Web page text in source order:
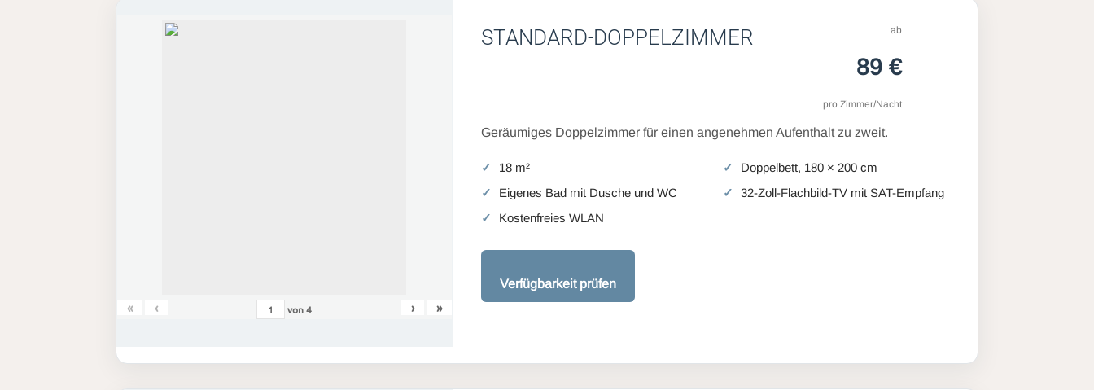
« ‹ von4 › »
STANDARD-DOPPELZIMMER ab
89 €
pro Zimmer/Nacht
Geräumiges Doppelzimmer für einen angenehmen Aufenthalt zu zweit.
18 m²
Doppelbett, 180 × 200 cm
Eigenes Bad mit Dusche und WC
32-Zoll-Flachbild-TV mit SAT-Empfang
Kostenfreies WLAN
Verfügbarkeit prüfen